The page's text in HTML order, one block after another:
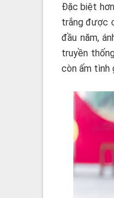
Đặc biệt
trắng được
đầu năm,
truyền
còn ấm tình